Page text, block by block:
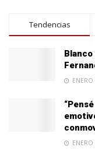
Tendencias